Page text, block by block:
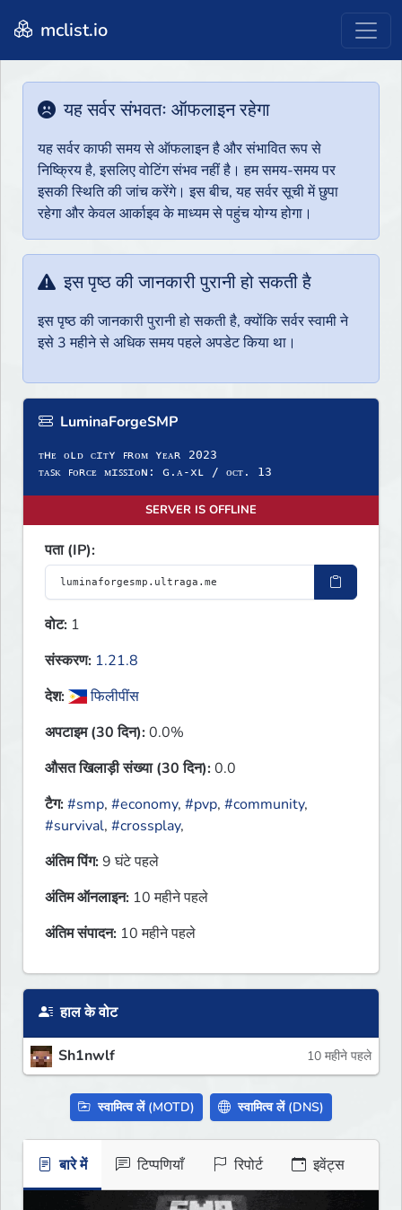
mclist.io
यह सर्वर संभवतः ऑफलाइन रहेगा
यह सर्वर काफी समय से ऑफलाइन है और संभावित रूप से
निष्क्रिय है, इसलिए वोटिंग संभव नहीं है। हम समय-समय पर
इसकी स्थिति की जांच करेंगे। इस बीच, यह सर्वर सूची में छुपा
रहेगा और केवल आर्काइव के माध्यम से पहुंच योग्य होगा।
इस पृष्ठ की जानकारी पुरानी हो सकती है
इस पृष्ठ की जानकारी पुरानी हो सकती है, क्योंकि सर्वर स्वामी ने
इसे 3 महीने से अधिक समय पहले अपडेट किया था।
LuminaForgeSMP
ᴛʜᴇ ᴏʟᴅ ᴄɪᴛʏ ꜰʀᴏᴍ ʏᴇᴀʀ 2023
ᴛᴀꜱᴋ ꜰᴏʀᴄᴇ ᴍɪꜱꜱɪᴏɴ: ɢ.ᴀ-xʟ / ᴏᴄᴛ. 13
SERVER IS OFFLINE
पता (IP):
वोट: 1
संस्करण: 1.21.8
देश:
फिलीपींस
अपटाइम (30 दिन):0.0%
औसत खिलाड़ी संख्या (30 दिन):0.0
टैग:#smp, #economy, #pvp, #community,
#survival, #crossplay,
अंतिम पिंग:9 घंटे पहले
अंतिम ऑनलाइन: 10 महीने पहले
अंतिम संपादन: 10 महीने पहले
हाल के वोट
Sh1nwlf 10 महीने पहले
स्वामित्व लें (MOTD) स्वामित्व लें (DNS)
बारे में टिप्पणियाँ रिपोर्ट इवेंट्स